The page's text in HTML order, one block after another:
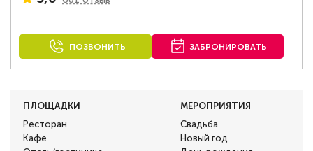
ПОЗВОНИТЬ ЗАБРОНИРОВАТЬ
ПЛОЩАДКИ
Ресторан
Кафе
МЕРОПРИЯТИЯ
Свадьба
Новый год